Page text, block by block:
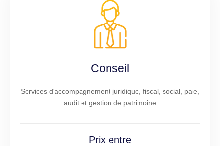
Conseil
Services d'accompagnement juridique, fiscal, social, paie,
audit et gestion de patrimoine
Prix entre